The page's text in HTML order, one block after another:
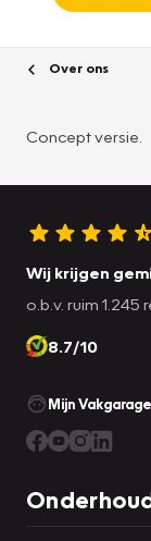
Over ons
Concept versie.
Wij krijgen
o.b.v. ruim 1.245
8.7/10
Mijn Vakgarage